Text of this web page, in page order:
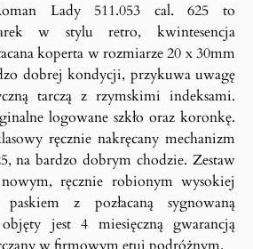
Lady 511.053 cal. 625 to
w stylu retro, kwintesencja
koperta w rozmiarze 20 x 30mm
dobrej kondycji, przykuwa uwagę
tarczą z rzymskimi indeksami.
logowane szkło oraz koronkę.
ręcznie nakręcany mechanizm
na bardzo dobrym chodzie. Zestaw
ręcznie robionym wysokiej
z pozłacaną sygnowaną
jest 4 miesięczną gwarancją